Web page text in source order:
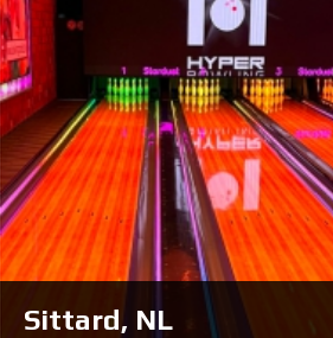
Sittard, NL